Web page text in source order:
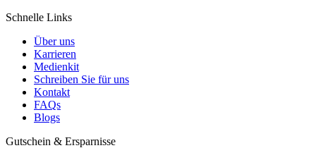
Schnelle Links
Über uns
Karrieren
Medienkit
Schreiben Sie für uns
Kontakt
FAQs
Blogs
Gutschein & Ersparnisse